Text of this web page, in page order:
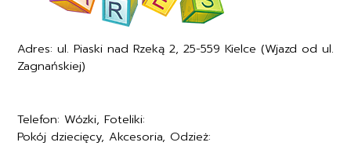
Adres: ul. Piaski nad Rzeką 2, 25-559 Kielce (Wjazd od ul.
Zagnańskiej)
Telefon: Wózki, Foteliki:
Pokój dziecięcy, Akcesoria, Odzież: